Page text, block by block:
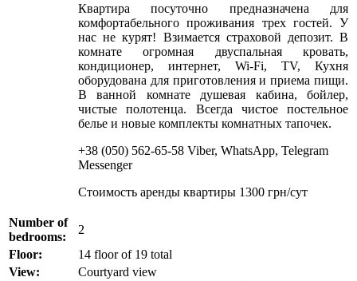
Квартира посуточно предназначена для
комфортабельного проживания трех гостей. У
нас не курят! Взимается страховой депозит. В
комнате огромная двуспальная кровать,
кондиционер, интернет, Wi-Fi, ТV, Кухня
оборудована для приготовления и приема пищи.
В ванной комнате душевая кабина, бойлер,
чистые полотенца. Всегда чистое постельное
белье и новые комплекты комнатных тапочек.
+38 (050) 562-65-58 Viber, WhatsApp, Telegram
Messenger
Стоимость аренды квартиры 1300 грн/сут
Number of
bedrooms:
2
Floor:
14 floor of 19 total
View:
Courtyard view